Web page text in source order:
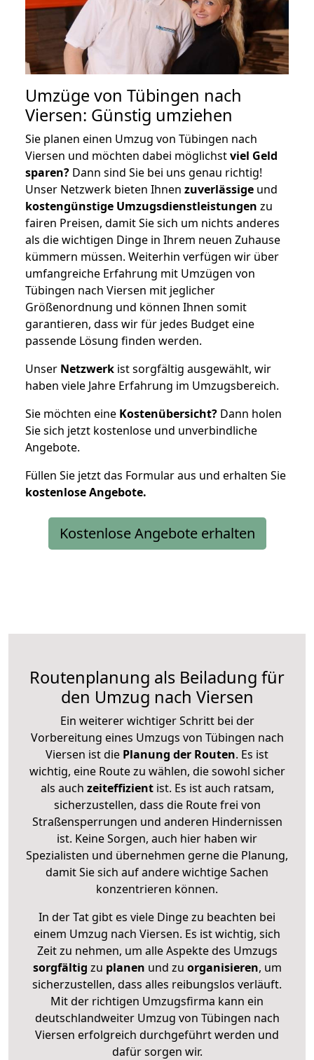
Umzüge von Tübingen nach
Viersen: Günstig umziehen
Sie planen einen Umzug von Tübingen nach
Viersen und möchten dabei möglichstviel Geld
sparen? Dann sind Sie bei uns genau richtig!
Unser Netzwerk bieten Ihnen zuverlässige und
kostengünstige Umzugsdienstleistungen zu
fairen Preisen, damit Sie sich um nichts anderes
als die wichtigen Dinge in Ihrem neuen Zuhause
kümmern müssen. Weiterhin verfügen wir über
umfangreiche Erfahrung mit Umzügen von
Tübingen nach Viersen mit jeglicher
Größenordnung und können Ihnen somit
garantieren, dass wir für jedes Budget eine
passende Lösung finden werden.
Unser Netzwerk ist sorgfältig ausgewählt, wir
haben viele Jahre Erfahrung im Umzugsbereich.
Sie möchten eine Kostenübersicht? Dann holen
Sie sich jetzt kostenlose und unverbindliche
Angebote.
Füllen Sie jetzt das Formular aus und erhalten Sie
kostenloseAngebote.
Kostenlose Angebote erhalten
Routenplanung als Beiladung für
den Umzug nach Viersen
Ein weiterer wichtiger Schritt bei der
Vorbereitung eines Umzugs von Tübingen nach
Viersen ist die Planung der Routen. Es ist
wichtig, eine Route zu wählen, die sowohl sicher
als auch zeiteffizientist. Es ist auch ratsam,
sicherzustellen, dass die Route frei von
Straßensperrungen und anderen Hindernissen
ist. Keine Sorgen, auch hier haben wir
Spezialisten und übernehmen gerne die Planung,
damit Sie sich auf andere wichtige Sachen
konzentrieren können.
In der Tat gibt es viele Dinge zu beachten bei
einem Umzug nach Viersen. Es ist wichtig, sich
Zeit zu nehmen, um alle Aspekte des Umzugs
sorgfältig zu planen und zu organisieren, um
sicherzustellen, dass alles reibungslos verläuft.
Mit der richtigen Umzugsfirma kann ein
deutschlandweiter Umzug von Tübingen nach
Viersen erfolgreich durchgeführt werden und
dafür sorgen wir.